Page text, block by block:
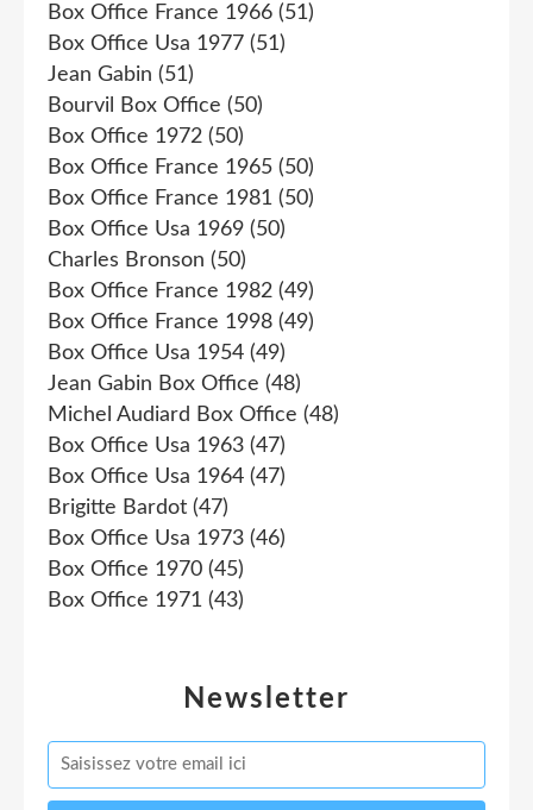
Newsletter
Box Office France 1966 (51)
Box Office Usa 1977 (51)
Jean Gabin (51)
Bourvil Box Office (50)
Box Office 1972 (50)
Box Office France 1965 (50)
Box Office France 1981 (50)
Box Office Usa 1969 (50)
Charles Bronson (50)
Box Office France 1982 (49)
Box Office France 1998 (49)
Box Office Usa 1954 (49)
Jean Gabin Box Office (48)
Michel Audiard Box Office (48)
Box Office Usa 1963 (47)
Box Office Usa 1964 (47)
Brigitte Bardot (47)
Box Office Usa 1973 (46)
Box Office 1970 (45)
Box Office 1971 (43)